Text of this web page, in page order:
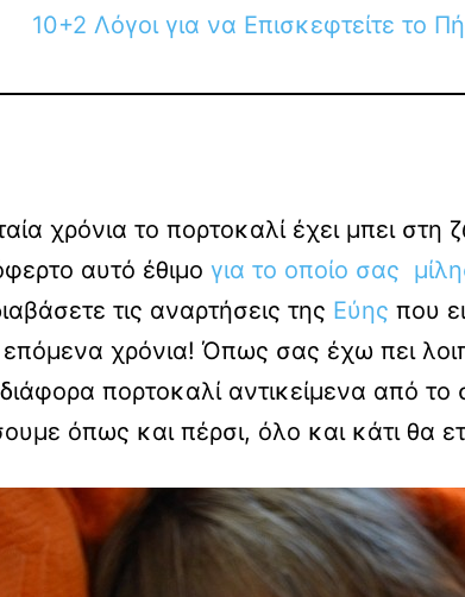
10+2 Λόγοι για να Επισκεφτείτε το
χρόνια το πορτοκαλί έχει μπει στη
αυτό έθιμο για το οποίο σας
τις αναρτήσεις της Εύης που
χρόνια! Όπως σας έχω πει
πορτοκαλί αντικείμενα από
όπως και πέρσι, όλο και κάτι θα